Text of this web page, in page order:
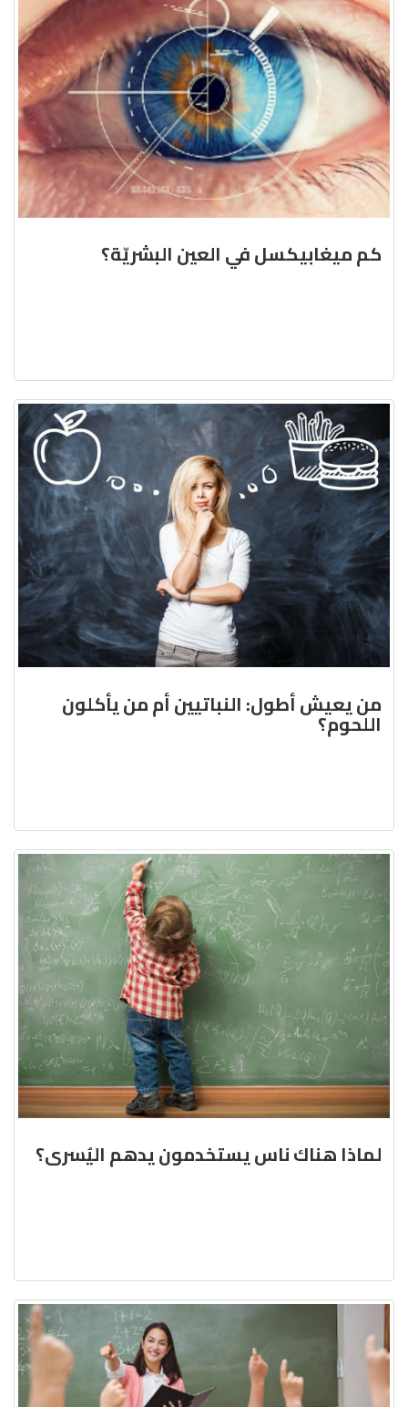
كم ميغابيكسل في العين البشريّة؟
من يعيش أطول: النباتيين أم من يأكلون
اللحوم؟
لماذا هناك ناس يستخدمون يدهم اليُسرى؟